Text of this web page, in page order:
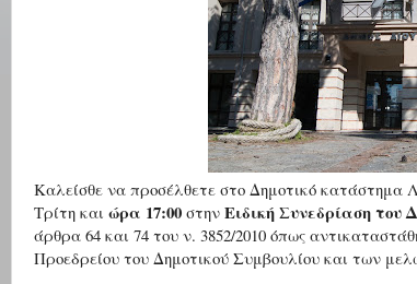
Καλείσθε να προσέλθετε στο Δημοτικό κατάστημα
Τρίτη και ώρα 17:00 στην Ειδική Συνεδρίαση του
άρθρα 64 και 74 του ν. 3852/2010 όπως
Προεδρείου του Δημοτικού Συμβουλίου και των